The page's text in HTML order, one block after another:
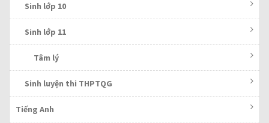
Sinh lớp 10
Sinh lớp 11
Tâm lý
Sinh luyện thi THPTQG
Tiếng Anh